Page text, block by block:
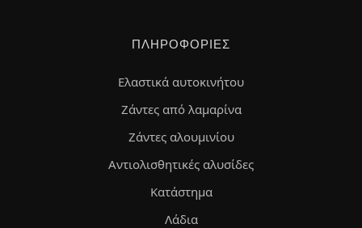
ΠΛΗΡΟΦΟΡΊΕΣ
Ελαστικά αυτοκινήτου
Ζάντες από λαμαρίνα
Ζάντες αλουμινίου
Αντιολισθητικές αλυσίδες
Κατάστημα
Λάδια